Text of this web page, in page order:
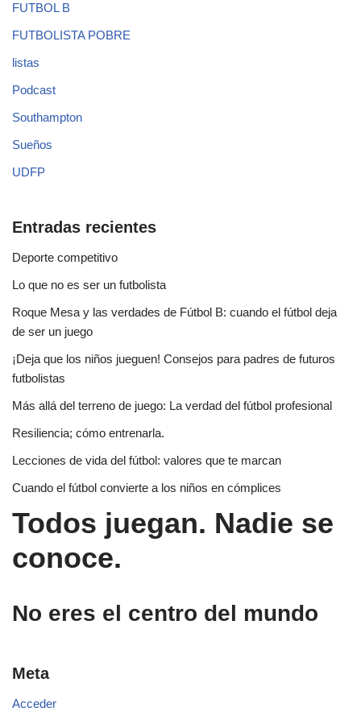
FUTBOL B
FUTBOLISTA POBRE
listas
Podcast
Southampton
Sueños
UDFP
Entradas recientes
Deporte competitivo
Lo que no es ser un futbolista
Roque Mesa y las verdades de Fútbol B: cuando el fútbol deja
de ser un juego
¡Deja que los niños jueguen! Consejos para padres de futuros
futbolistas
Más allá del terreno de juego: La verdad del fútbol profesional
Resiliencia; cómo entrenarla.
Lecciones de vida del fútbol: valores que te marcan
Cuando el fútbol convierte a los niños en cómplices
Todos juegan. Nadie se
conoce.
No eres el centro del mundo
Meta
Acceder